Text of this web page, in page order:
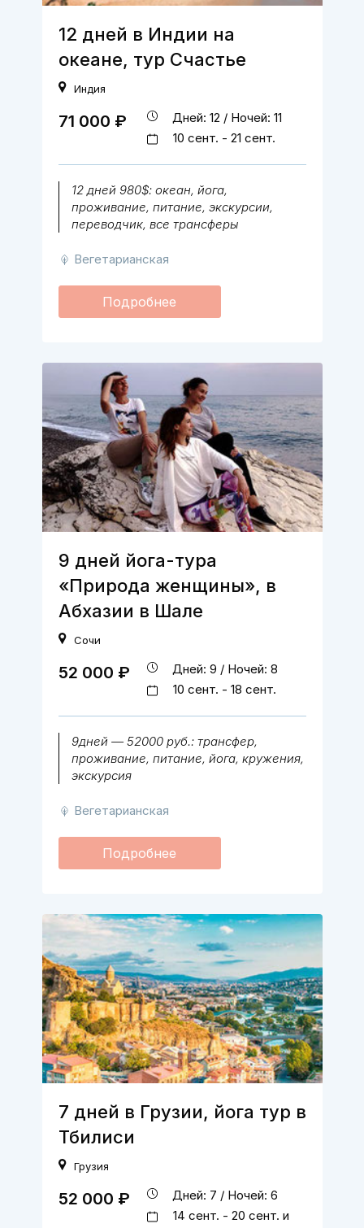
12 дней в Индии на
океане, тур Счастье
Индия
12 дней 980$: океан, йога,
проживание, питание, экскурсии,
переводчик, все трансферы
Вегетарианская
71 000 ₽
Дней: 12 / Ночей: 11
10 сент. - 21 сент.
Подробнее
9 дней йога-тура
«Природа женщины», в
Абхазии в Шале
Сочи
9дней — 52000 руб.: трансфер,
проживание, питание, йога, кружения,
экскурсия
Вегетарианская
52 000 ₽
Дней: 9 / Ночей: 8
10 сент. - 18 сент.
Подробнее
7 дней в Грузии, йога тур в
Тбилиси
Грузия
52 000 ₽
Дней: 7 / Ночей: 6
14 сент. - 20 сент. и